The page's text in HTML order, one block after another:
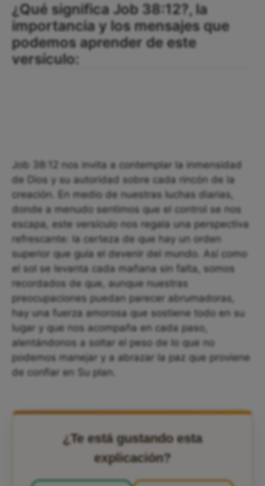
¿Qué significa Job 38:12?, la
importancia y los mensajes que
podemos aprender de este
versículo:
Job 38:12 nos invita a contemplar la inmensidad
de Dios y su autoridad sobre cada rincón de la
creación. En medio de nuestras luchas diarias,
donde a menudo sentimos que el control se nos
escapa, este versículo nos regala una perspectiva
refrescante: la certeza de que hay un orden
superior que guía el devenir del mundo. Así como
el sol se levanta cada mañana sin falta, somos
recordados de que, aunque nuestras
preocupaciones puedan parecer abrumadoras,
hay una fuerza amorosa que sostiene todo en su
lugar y que nos acompaña en cada paso,
alentándonos a soltar el peso de lo que no
podemos manejar y a abrazar la paz que proviene
de confiar en Su plan.
¿Te está gustando esta
explicación?